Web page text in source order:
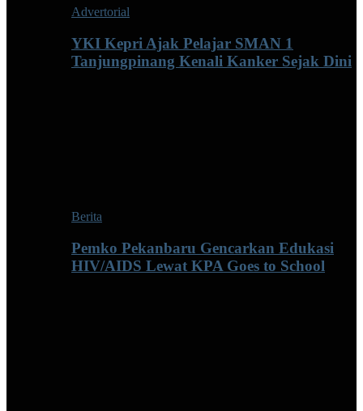
Advertorial
YKI Kepri Ajak Pelajar SMAN 1
Tanjungpinang Kenali Kanker Sejak Dini
Berita
Pemko Pekanbaru Gencarkan Edukasi
HIV/AIDS Lewat KPA Goes to School